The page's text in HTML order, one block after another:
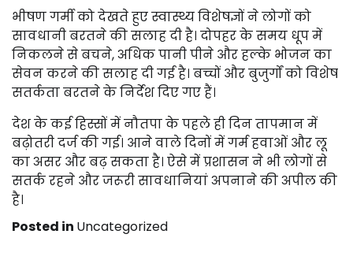
भीषण गर्मी को देखते हुए स्वास्थ्य विशेषज्ञों ने लोगों को
सावधानी बरतने की सलाह दी है। दोपहर के समय धूप में
निकलने से बचने, अधिक पानी पीने और हल्के भोजन का
सेवन करने की सलाह दी गई है। बच्चों और बुजुर्गों को विशेष
सतर्कता बरतने के निर्देश दिए गए हैं।
देश के कई हिस्सों में नौतपा के पहले ही दिन तापमान में
बढ़ोतरी दर्ज की गई। आने वाले दिनों में गर्म हवाओं और लू
का असर और बढ़ सकता है। ऐसे में प्रशासन ने भी लोगों से
सतर्क रहने और जरूरी सावधानियां अपनाने की अपील की
है।
Posted in Uncategorized